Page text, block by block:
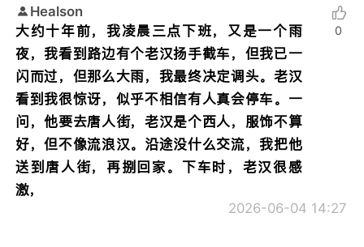
Healson
大约十年前，我凌晨三点下班，又是一个雨
夜，我看到路边有个老汉扬手截车，但我已一
闪而过，但那么大雨，我最终决定调头。老汉
看到我很惊讶，似乎不相信有人真会停车。一
问，他要去唐人街，老汉是个西人，服饰不算
好，但不像流浪汉。沿途没什么交流，我把他
送到唐人街，再捌回家。下车时，老汉很感
激，
2026-06-04 14:27
0